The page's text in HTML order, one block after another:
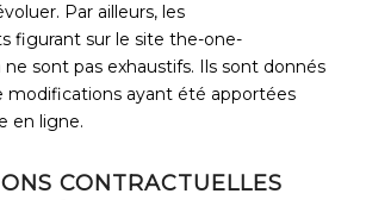
Par ailleurs, les
figurant sur le site the-one-
sont pas exhaustifs. Ils sont donnés
modifications ayant été apportées
en ligne.
CONTRACTUELLES